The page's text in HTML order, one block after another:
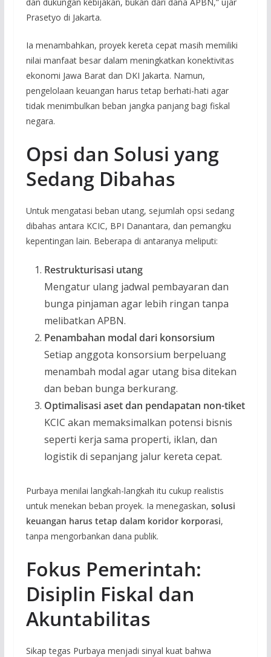
Prasetyo di Jakarta.
Ia menambahkan, proyek kereta cepat masih memiliki
nilai manfaat besar dalam meningkatkan konektivitas
ekonomi Jawa Barat dan DKI Jakarta. Namun,
pengelolaan keuangan harus tetap berhati-hati agar
tidak menimbulkan beban jangka panjang bagi fiskal
negara.
Opsi dan Solusi yang
Sedang Dibahas
Untuk mengatasi beban utang, sejumlah opsi sedang
dibahas antara KCIC, BPI Danantara, dan pemangku
kepentingan lain. Beberapa di antaranya meliputi:
Restrukturisasi utang
Mengatur ulang jadwal pembayaran dan
bunga pinjaman agar lebih ringan tanpa
melibatkan APBN.
Penambahan modal dari konsorsium
Setiap anggota konsorsium berpeluang
menambah modal agar utang bisa ditekan
dan beban bunga berkurang.
Optimalisasi aset dan pendapatan non-tiket
KCIC akan memaksimalkan potensi bisnis
seperti kerja sama properti, iklan, dan
logistik di sepanjang jalur kereta cepat.
Purbaya menilai langkah-langkah itu cukup realistis
untuk menekan beban proyek. Ia menegaskan, solusi
keuangan harus tetap dalam koridor korporasi,
tanpa mengorbankan dana publik.
Fokus Pemerintah:
Disiplin Fiskal dan
Akuntabilitas
Sikap tegas Purbaya menjadi sinyal kuat bahwa